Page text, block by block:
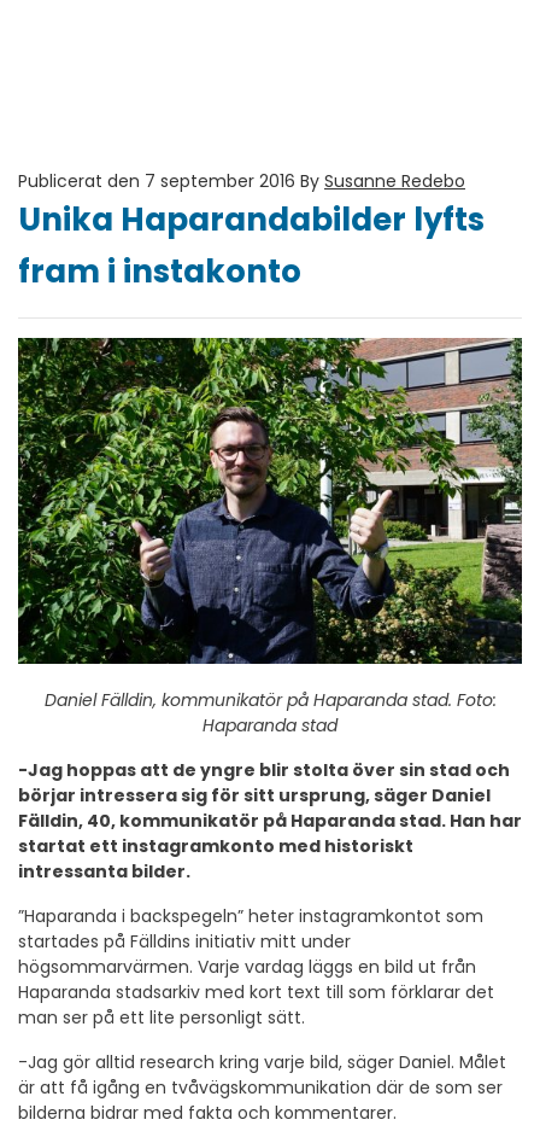
Publicerat den 7 september 2016 By Susanne Redebo
Unika Haparandabilder lyfts
fram i instakonto
Daniel Fälldin, kommunikatör på Haparanda stad. Foto:
Haparanda stad
-Jag hoppas att de yngre blir stolta över sin stad och
börjar intressera sig för sitt ursprung, säger Daniel
Fälldin, 40, kommunikatör på Haparanda stad. Han har
startat ett instagramkonto med historiskt
intressanta bilder.
”Haparanda i backspegeln” heter instagramkontot som
startades på Fälldins initiativ mitt under
högsommarvärmen. Varje vardag läggs en bild ut från
Haparanda stadsarkiv med kort text till som förklarar det
man ser på ett lite personligt sätt.
-Jag gör alltid research kring varje bild, säger Daniel. Målet
är att få igång en tvåvägskommunikation där de som ser
bilderna bidrar med fakta och kommentarer.